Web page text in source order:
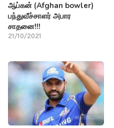
ஆப்கன் (Afghan bowler)
பந்துவீச்சாளர் அபார
சாதனை!!!
21/10/2021